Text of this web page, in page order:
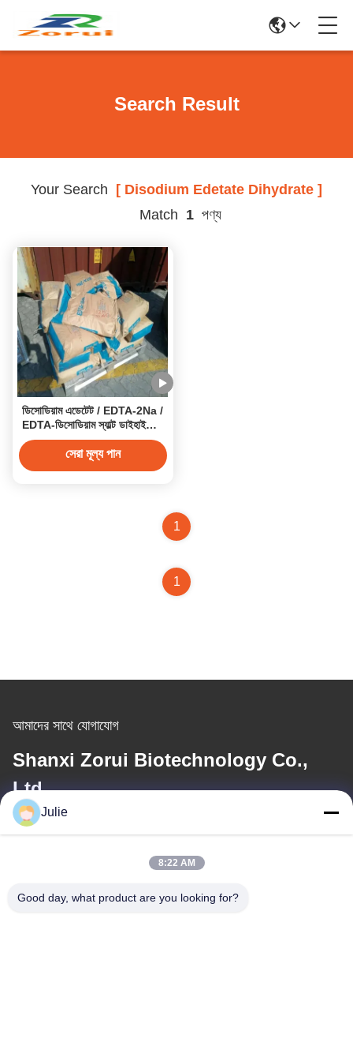
Search Result
Your Search [ Disodium Edetate Dihydrate ]
Match 1 পণ্য
ডিসোডিয়াম এডেটেট / EDTA-2Na /
EDTA-ডিসোডিয়াম স্যাল্ট ডাইহাইড্রেট
CAS 6381-92-6
সেরা মূল্য পান
1
1
আমাদের সাথে যোগাযোগ
Shanxi Zorui Biotechnology Co.,
Ltd.
ই-মেইল
Julie
8:22 AM
Good day, what product are you looking for?